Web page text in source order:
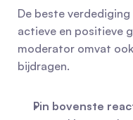
De beste
actieve en positieve
moderator omvat
bijdragen.
Pin bovenste